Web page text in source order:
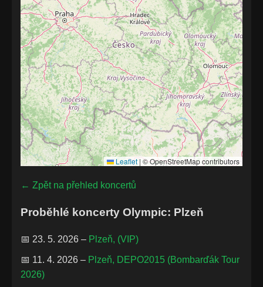
Leaflet|© OpenStreetMap contributors
← Zpět na přehled koncertů
Proběhlé koncerty Olympic: Plzeň
📅 23. 5. 2026 – Plzeň, (VIP)
📅 11. 4. 2026 – Plzeň, DEPO2015 (Bombarďák Tour
2026)